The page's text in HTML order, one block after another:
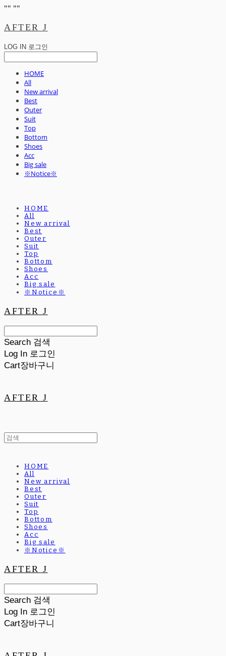
"" ""
AFTER J
LOG IN 로그인
HOME
All
New arrival
Best
Outer
Suit
Top
Bottom
Shoes
Acc
Big sale
※Notice※
HOME
All
New arrival
Best
Outer
Suit
Top
Bottom
Shoes
Acc
Big sale
※Notice※
AFTER J
Search 검색
Log In 로그인
Cart장바구니
AFTER J
HOME
All
New arrival
Best
Outer
Suit
Top
Bottom
Shoes
Acc
Big sale
※Notice※
AFTER J
Search 검색
Log In 로그인
Cart장바구니